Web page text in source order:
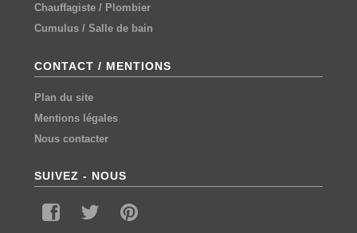
Chauffagiste/ Plombier
Cumulus/ Salle de bain
CONTACT / MENTIONS
Plan du site
Mentions légales
Nous contacter
SUIVEZ - NOUS